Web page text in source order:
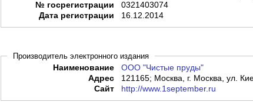
№ госрегистрации
0321403074
Дата регистрации
16.12.2014
Производитель электронного издания
Наименование
ООО "Чистые пруды"
Адрес
121165; Москва, г. Москва, ул.
Сайт
http://www.1september.ru